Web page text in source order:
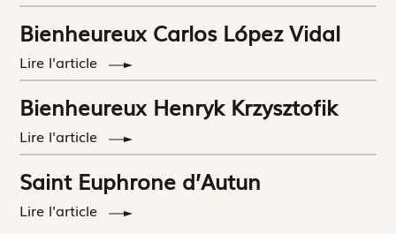
Bienheureux Carlos López Vidal
Lire l'article
Bienheureux Henryk Krzysztofik
Lire l'article
Saint Euphrone d’Autun
Lire l'article